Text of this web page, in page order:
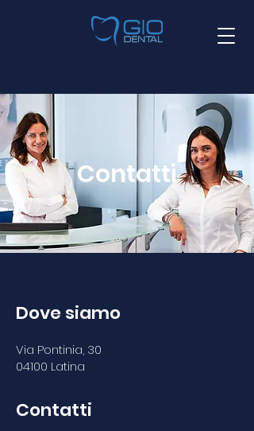
Contatti
Dove siamo
Via Pontinia, 30
04100 Latina
Contatti